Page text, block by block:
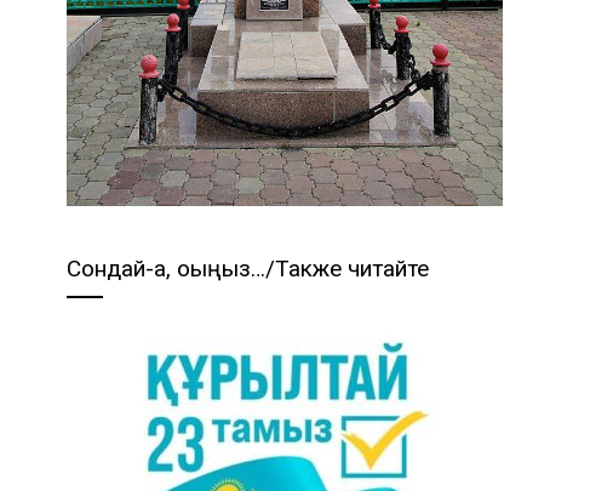
Сондай-ақ, оқыңыз…/Также читайте